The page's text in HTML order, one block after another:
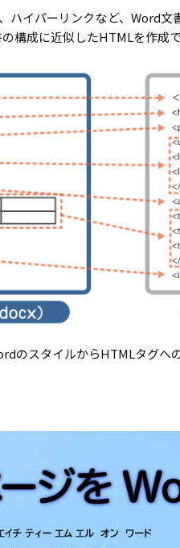
ハイパーリンクなど、Word
構成に近似したHTMLを作成で
のスタイルからHTMLタグへ